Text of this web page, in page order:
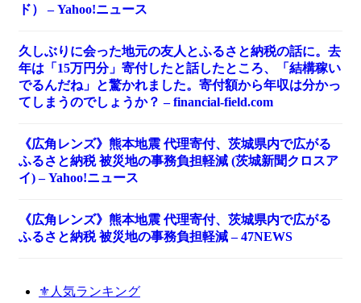
ド） – Yahoo!ニュース
久しぶりに会った地元の友人とふるさと納税の話に。去
年は「15万円分」寄付したと話したところ、「結構稼い
でるんだね」と驚かれました。寄付額から年収は分かっ
てしまうのでしょうか？ – financial-field.com
《広角レンズ》熊本地震 代理寄付、茨城県内で広がる
ふるさと納税 被災地の事務負担軽減 (茨城新聞クロスア
イ) – Yahoo!ニュース
《広角レンズ》熊本地震 代理寄付、茨城県内で広がる
ふるさと納税 被災地の事務負担軽減 – 47NEWS
⚜️人気ランキング